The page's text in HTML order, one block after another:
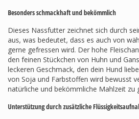
Besonders schmackhaft und bekömmlich
Dieses Nassfutter zeichnet sich durch
aus, was bedeutet, dass es auch von
gerne gefressen wird. Der hohe
den feinen Stückchen von Huhn und
leckeren Geschmack, den dein Hund
von Soja und Farbstoffen wird bewusst
natürliche und bekömmliche Mahlzeit zu
Unterstützung durch zusätzliche